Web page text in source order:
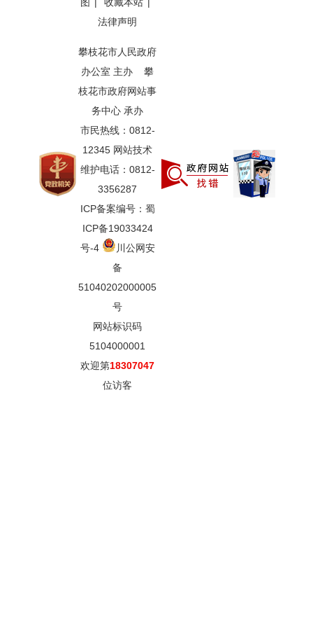
法律声明
攀枝花市人民政府
办公室 主办 攀
枝花市政府网站事
务中心 承办
市民热线：0812-
12345 网站技术
维护电话：0812-
3356287
ICP备案编号：蜀
ICP备19033424
号-4
川公网安
备
51040202000005
号
网站标识码
5104000001
欢迎第18307047
位访客